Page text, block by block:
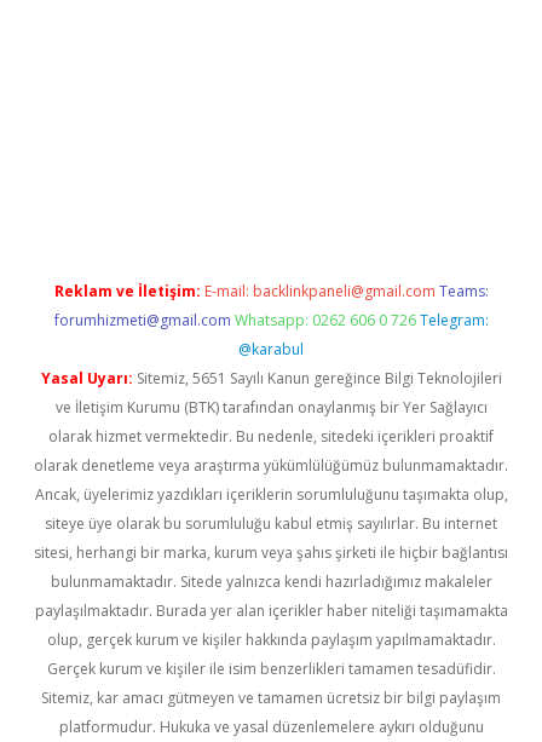
Reklam ve İletişim: E-mail: backlinkpaneli@gmail.com Teams:
forumhizmeti@gmail.com Whatsapp: 0262 606 0 726 Telegram:
@karabul
Yasal Uyarı: Sitemiz, 5651 Sayılı Kanun gereğince Bilgi Teknolojileri
ve İletişim Kurumu (BTK) tarafından onaylanmış bir Yer Sağlayıcı
olarak hizmet vermektedir. Bu nedenle, sitedeki içerikleri proaktif
olarak denetleme veya araştırma yükümlülüğümüz bulunmamaktadır.
Ancak, üyelerimiz yazdıkları içeriklerin sorumluluğunu taşımakta olup,
siteye üye olarak bu sorumluluğu kabul etmiş sayılırlar. Bu internet
sitesi, herhangi bir marka, kurum veya şahıs şirketi ile hiçbir bağlantısı
bulunmamaktadır. Sitede yalnızca kendi hazırladığımız makaleler
paylaşılmaktadır. Burada yer alan içerikler haber niteliği taşımamakta
olup, gerçek kurum ve kişiler hakkında paylaşım yapılmamaktadır.
Gerçek kurum ve kişiler ile isim benzerlikleri tamamen tesadüfidir.
Sitemiz, kar amacı gütmeyen ve tamamen ücretsiz bir bilgi paylaşım
platformudur. Hukuka ve yasal düzenlemelere aykırı olduğunu